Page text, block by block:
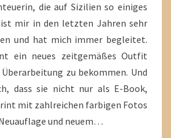
die auf Sizilien so einiges
mir in den letzten Jahren sehr
und hat mich immer begleitet.
ein neues zeitgemäßes Outfit
zu bekommen. Und
dass sie nicht nur als E-Book,
mit zahlreichen farbigen Fotos
und neuem…